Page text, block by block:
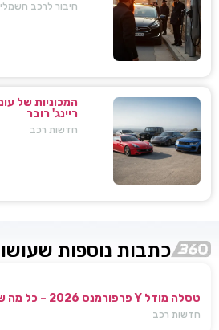
חיבור לרכב חשמלי
המכוניות של
ריינג' רובר
חדשות רכב
כתבות נוספות
טסלה מודל Y פרפורמנס 2026 – כל מה שחדש בישראל
חדשות רכב